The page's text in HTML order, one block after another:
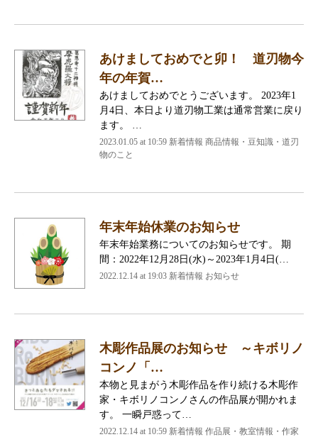
あけましておめでと卯！ 道刃物今
年の年賀…
あけましておめでとうございます。 2023年1
月4日、本日より道刃物工業は通常営業に戻り
ます。 …
2023.01.05 at 10:59 新着情報 商品情報・豆知識・道刃
物のこと
年末年始休業のお知らせ
年末年始業務についてのお知らせです。 期
間：2022年12月28日(水)～2023年1月4日(…
2022.12.14 at 19:03 新着情報 お知らせ
木彫作品展のお知らせ ～キボリノ
コンノ「…
本物と見まがう木彫作品を作り続ける木彫作
家・キボリノコンノさんの作品展が開かれま
す。 一瞬戸惑って…
2022.12.14 at 10:59 新着情報 作品展・教室情報・作家